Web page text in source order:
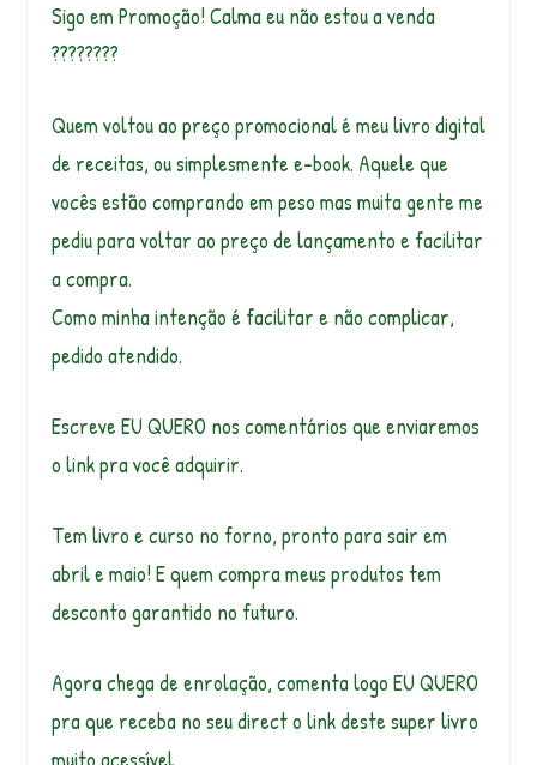
Sigo em Promoção! Calma eu não estou a venda
????????
Quem voltou ao preço promocional é meu livro digital
de receitas, ou simplesmente e-book. Aquele que
vocês estão comprando em peso mas muita gente me
pediu para voltar ao preço de lançamento e facilitar
a compra.
Como minha intenção é facilitar e não complicar,
pedido atendido.
Escreve EU QUERO nos comentários que enviaremos
o link pra você adquirir.
Tem livro e curso no forno, pronto para sair em
abril e maio! E quem compra meus produtos tem
desconto garantido no futuro.
Agora chega de enrolação, comenta logo EU QUERO
pra que receba no seu direct o link deste super livro